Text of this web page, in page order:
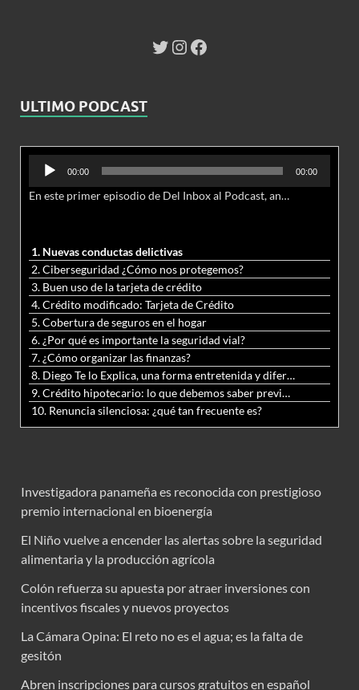
ULTIMO PODCAST
Reproductor
audio
00:00 00:00
En este primer episodio de Del Inbox al Podcast, analizamos junto al abogado Jonathan Brown las nuevas conductas delictivas cibernéticas y la necesidad de hacer modificaciones al Código Penal.
1. Nuevas conductas delictivas
2. Ciberseguridad ¿Cómo nos protegemos?
3. Buen uso de la tarjeta de crédito
4. Crédito modificado: Tarjeta de Crédito
5. Cobertura de seguros en el hogar
6. ¿Por qué es importante la seguridad vial?
7. ¿Cómo organizar las finanzas?
8. Diego Te lo Explica, una forma entretenida y diferente de aprender matemáticas y ciencias
9. Crédito hipotecario: lo que debemos saber previo a adquirir nuestra vivienda
10. Renuncia silenciosa: ¿qué tan frecuente es?
Investigadora panameña es reconocida con prestigioso
premio internacional en bioenergía
El Niño vuelve a encender las alertas sobre la seguridad
alimentaria y la producción agrícola
Colón refuerza su apuesta por atraer inversiones con
incentivos fiscales y nuevos proyectos
La Cámara Opina: El reto no es el agua; es la falta de
gesitón
Abren inscripciones para cursos gratuitos en español